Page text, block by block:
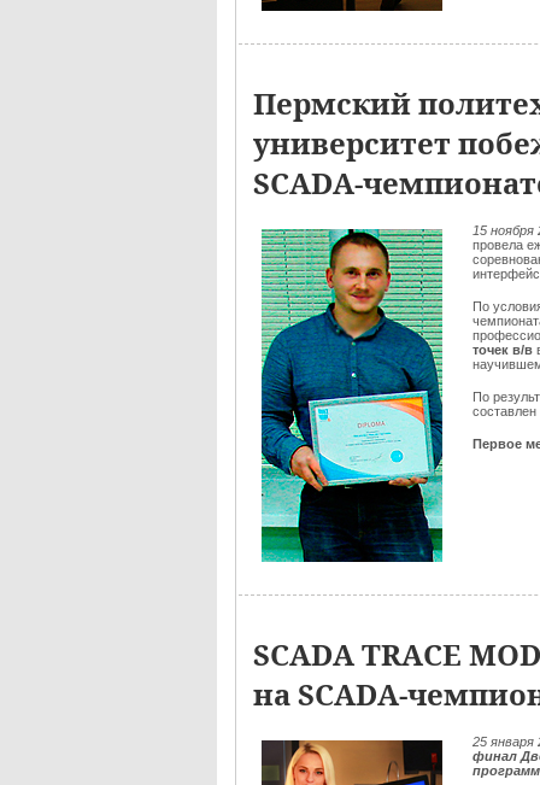
Пермский
университет
SCADA-
15 ноября
провела
По
точек в/в
По
составлен
Первое
SCADA TRACE
на SCADA-
25 января
финал